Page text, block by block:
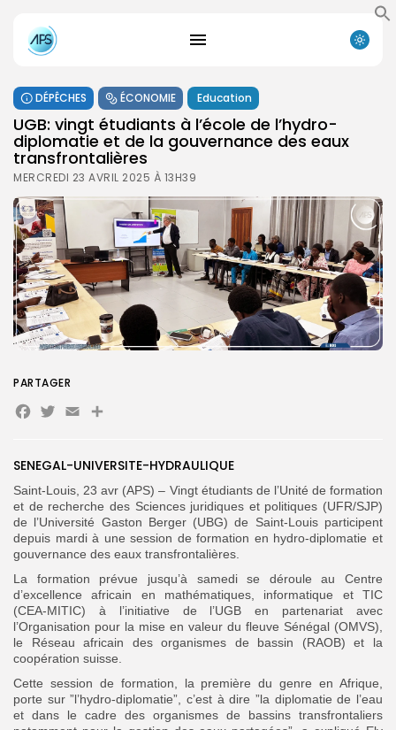
Search
Button
FR
DÉPÊCHES ÉCONOMIE Education
UGB: vingt étudiants à l’école de l’hydro-
diplomatie et de la gouvernance des eaux
transfrontalières
MERCREDI 23 AVRIL 2025 À 13H39
SENEGAL-UNIVERSITE-HYDRAULIQUE
Saint-Louis, 23 avr (APS) – Vingt étudiants de l’Unité de formation
et de recherche des Sciences juridiques et politiques (UFR/SJP)
de l’Université Gaston Berger (UBG) de Saint-Louis participent
depuis mardi à une session de formation en hydro-diplomatie et
gouvernance des eaux transfrontalières.
La formation prévue jusqu’à samedi se déroule au Centre
d’excellence africain en mathématiques, informatique et TIC
(CEA-MITIC) à l’initiative de l’UGB en partenariat avec
l’Organisation pour la mise en valeur du fleuve Sénégal (OMVS),
le Réseau africain des organismes de bassin (RAOB) et la
coopération suisse.
Cette session de formation, la première du genre en Afrique,
porte sur ”l’hydro-diplomatie”, c’est à dire ”la diplomatie de l’eau
et dans le cadre des organismes de bassins transfrontaliers
PARTAGER
Facebook
Twitter
EmailPartager